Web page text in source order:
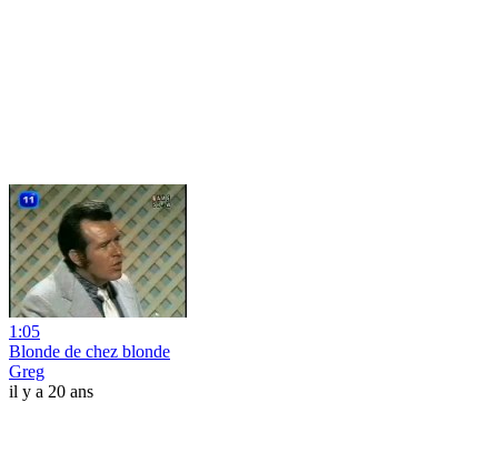
1:05
Blonde de chez blonde
Greg
il y a 20 ans